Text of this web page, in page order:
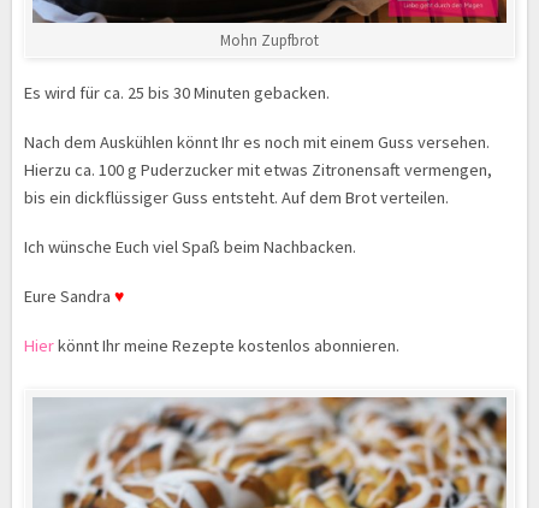
Mohn Zupfbrot
Es wird für ca. 25 bis 30 Minuten gebacken.
Nach dem Auskühlen könnt Ihr es noch mit einem Guss versehen.
Hierzu ca. 100 g Puderzucker mit etwas Zitronensaft vermengen,
bis ein dickflüssiger Guss entsteht. Auf dem Brot verteilen.
Ich wünsche Euch viel Spaß beim Nachbacken.
Eure Sandra ♥
Hierkönnt Ihr meine Rezepte kostenlos abonnieren.